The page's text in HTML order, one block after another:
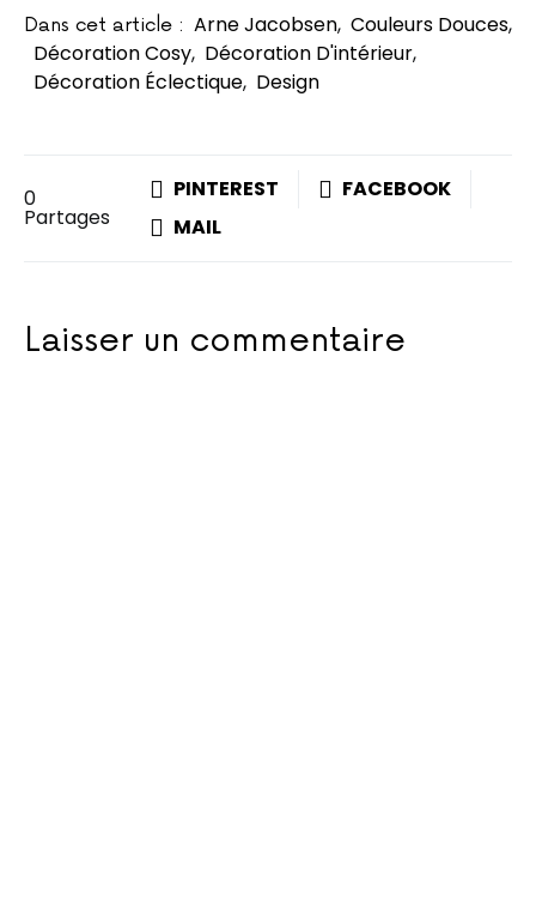
Dans cet article : Arne Jacobsen, Couleurs Douces,
Décoration Cosy, Décoration D'intérieur,
Décoration Éclectique, Design
0
Partages
PINTEREST
FACEBOOK
MAIL
Laisser un commentaire